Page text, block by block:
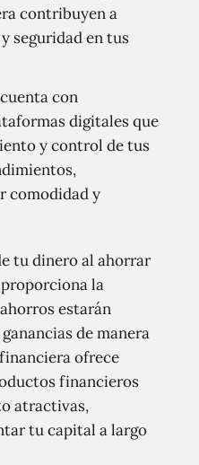
contribuyen a
seguridad en tus
con
digitales que
y control de tus
comodidad y
tu dinero al ahorrar
la
estarán
de manera
ofrece
financieros
atractivas,
tu capital a largo